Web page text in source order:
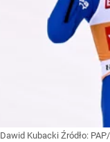
Dawid Kubacki Źródło: